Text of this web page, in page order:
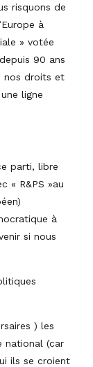
risquons de
à
» votée
90 ans
nos droits et
ligne
parti, libre
« R&PS »au
à
si nous
) les
national (car
ils se croient